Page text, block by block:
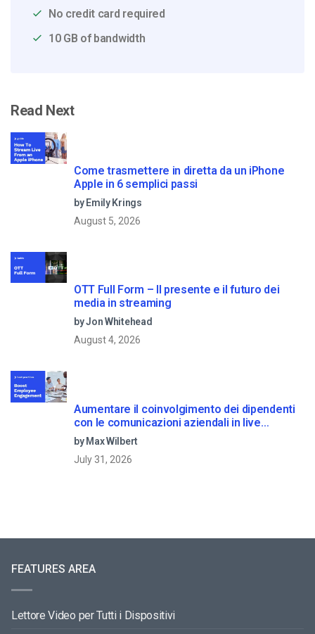
No credit card required
10 GB of bandwidth
Read Next
Come trasmettere in diretta da un iPhone
Apple in 6 semplici passi
by Emily Krings
August 5, 2026
OTT Full Form – Il presente e il futuro dei
media in streaming
by Jon Whitehead
August 4, 2026
Aumentare il coinvolgimento dei dipendenti
con le comunicazioni aziendali in live
streaming
by Max Wilbert
July 31, 2026
FEATURES AREA
Lettore Video per Tutti i Dispositivi